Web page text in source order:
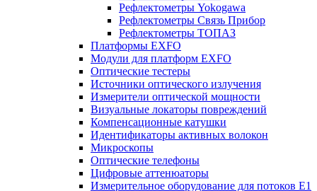
Рефлектометры Yokogawa
Рефлектометры Связь Прибор
Рефлектометры ТОПАЗ
Платформы EXFO
Модули для платформ EXFO
Оптические тестеры
Источники оптического излучения
Измерители оптической мощности
Визуальные локаторы повреждений
Компенсационные катушки
Идентификаторы активных волокон
Микроскопы
Оптические телефоны
Цифровые аттенюаторы
Измерительное оборудование для потоков Е1